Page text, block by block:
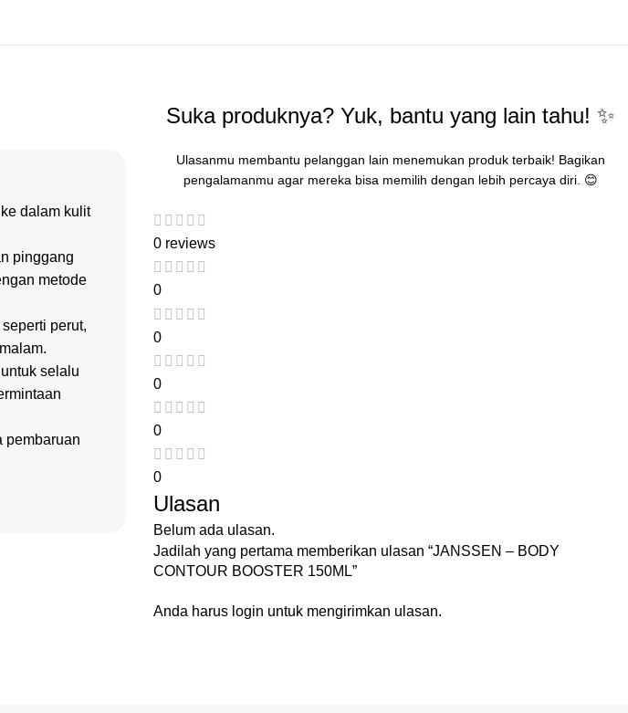
dalam kulit
pinggang
metode
perut,
selalu
pembaruan
Suka produknya? Yuk, bantu yang lain tahu! ✨
Ulasanmu membantu pelanggan lain menemukan produk terbaik! Bagikan
pengalamanmu agar mereka bisa memilih dengan lebih percaya diri. 😊
0 reviews
0
0
0
0
0
Ulasan
Belum ada ulasan.
Jadilah yang pertama memberikan ulasan “JANSSEN – BODY
CONTOUR BOOSTER 150ML”
Anda harus login untuk mengirimkan ulasan.